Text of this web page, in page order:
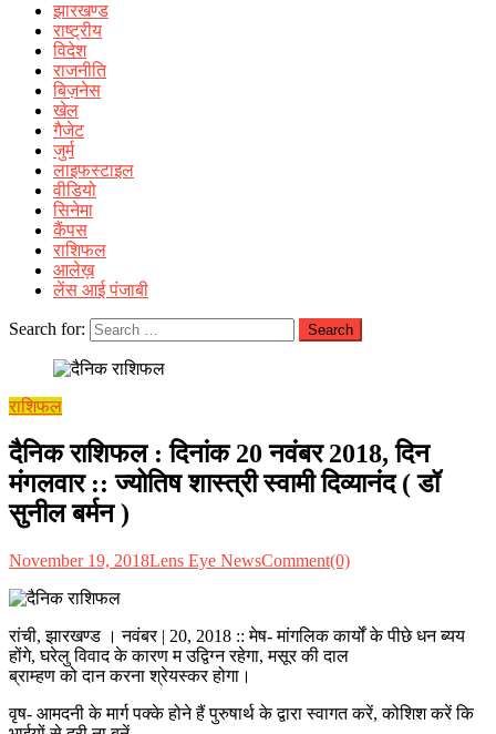
झारखण्ड
राष्ट्रीय
विदेश
राजनीति
बिज़नेस
खेल
गैजेट
जुर्म
लाइफस्टाइल
वीडियो
सिनेमा
कैंपस
राशिफल
आलेख़
लेंस आई पंजाबी
Search for:
राशिफल
दैनिक राशिफल : दिनांक 20 नवंबर 2018, दिन
मंगलवार :: ज्योतिष शास्त्री स्वामी दिव्यानंद ( डॉ
सुनील बर्मन )
November 19, 2018Lens Eye NewsComment(0)
रांची, झारखण्ड । नवंबर | 20, 2018 :: मेष- मांगलिक कार्यों के पीछे धन ब्यय
होंगे, घरेलु विवाद के कारण म उद्विग्न रहेगा, मसूर की दाल
ब्राम्हण को दान करना श्रेयस्कर होगा।
वृष- आमदनी के मार्ग पक्के होने हैं पुरुषार्थ के द्वारा स्वागत करें, कोशिश करें कि